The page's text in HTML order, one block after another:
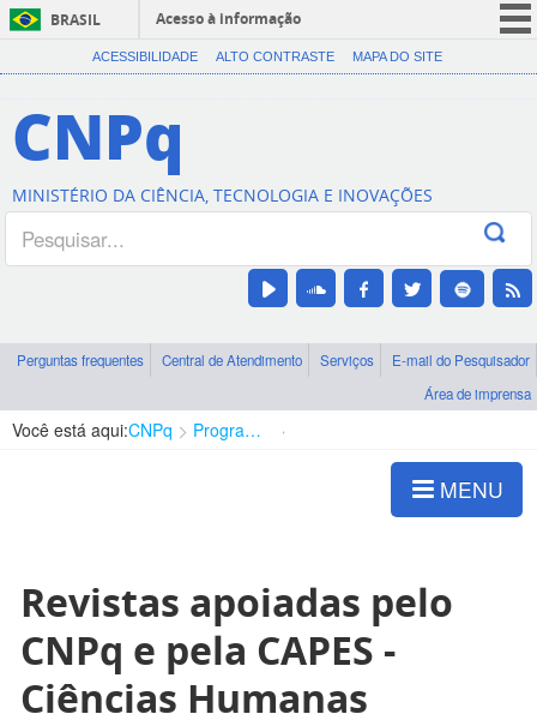
BRASIL
Acesso à informação
CORONAVÍRUS (COVID-19)
Canais
ACESSIBILIDADE ALTO CONTRASTE MAPA DO SITE
CNPq
MINISTÉRIO DA CIÊNCIA, TECNOLOGIA E INOVAÇÕES
Perguntas frequentes Central de Atendimento Serviços
E-mail do Pesquisador
Área de imprensa
Você está aqui:CNPq Programa Editorial
MENU
Revistas apoiadas pelo
CNPq e pela CAPES -
Ciências Humanas